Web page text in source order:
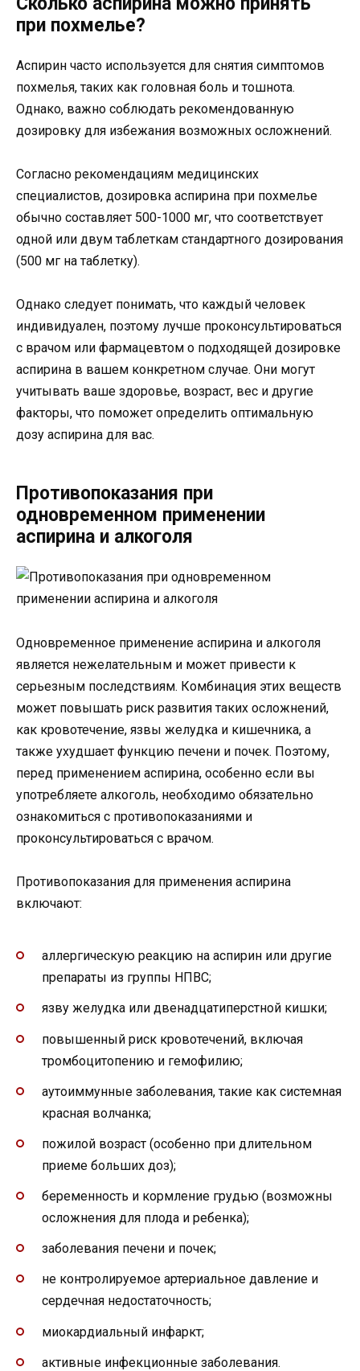
при похмелье?
Аспирин часто используется для снятия симптомов
похмелья, таких как головная боль и тошнота.
Однако, важно соблюдать рекомендованную
дозировку для избежания возможных осложнений.
Согласно рекомендациям медицинских
специалистов, дозировка аспирина при похмелье
обычно составляет 500-1000 мг, что соответствует
одной или двум таблеткам стандартного дозирования
(500 мг на таблетку).
Однако следует понимать, что каждый человек
индивидуален, поэтому лучше проконсультироваться
с врачом или фармацевтом о подходящей дозировке
аспирина в вашем конкретном случае. Они могут
учитывать ваше здоровье, возраст, вес и другие
факторы, что поможет определить оптимальную
дозу аспирина для вас.
Противопоказания при
одновременном применении
аспирина и алкоголя
Одновременное применение аспирина и алкоголя
является нежелательным и может привести к
серьезным последствиям. Комбинация этих веществ
может повышать риск развития таких осложнений,
как кровотечение, язвы желудка и кишечника, а
также ухудшает функцию печени и почек. Поэтому,
перед применением аспирина, особенно если вы
употребляете алкоголь, необходимо обязательно
ознакомиться с противопоказаниями и
проконсультироваться с врачом.
Противопоказания для применения аспирина
включают:
аллергическую реакцию на аспирин или другие
препараты из группы НПВС;
язву желудка или двенадцатиперстной кишки;
повышенный риск кровотечений, включая
тромбоцитопению и гемофилию;
аутоиммунные заболевания, такие как системная
красная волчанка;
пожилой возраст (особенно при длительном
приеме больших доз);
беременность и кормление грудью (возможны
осложнения для плода и ребенка);
заболевания печени и почек;
не контролируемое артериальное давление и
сердечная недостаточность;
миокардиальный инфаркт;
активные инфекционные заболевания.